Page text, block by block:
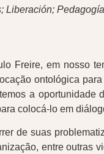
Liberación;
Freire, em nosso
ontológica
a
colocá-lo em
de suas
entre outras